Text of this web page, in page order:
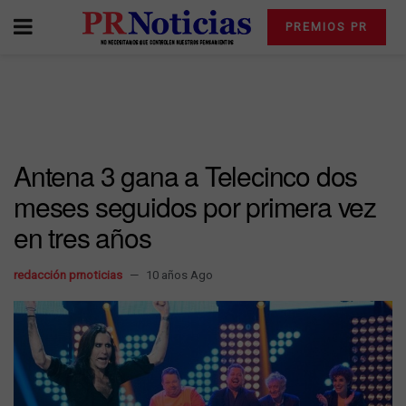
PREMIOS PR
Antena 3 gana a Telecinco dos
meses seguidos por primera vez
en tres años
redacción prnoticias 10 años Ago